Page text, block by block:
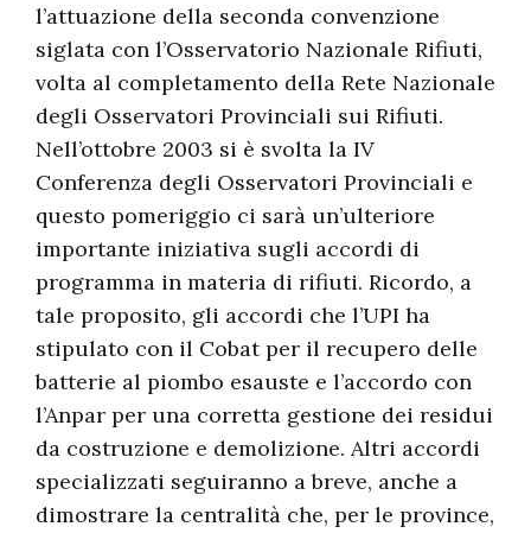
l’attuazione della seconda convenzione
siglata con l’Osservatorio Nazionale Rifiuti,
volta al completamento della Rete Nazionale
degli Osservatori Provinciali sui Rifiuti.
Nell’ottobre 2003 si è svolta la IV
Conferenza degli Osservatori Provinciali e
questo pomeriggio ci sarà un’ulteriore
importante iniziativa sugli accordi di
programma in materia di rifiuti. Ricordo, a
tale proposito, gli accordi che l’UPI ha
stipulato con il Cobat per il recupero delle
batterie al piombo esauste e l’accordo con
l’Anpar per una corretta gestione dei residui
da costruzione e demolizione. Altri accordi
specializzati seguiranno a breve, anche a
dimostrare la centralità che, per le province,